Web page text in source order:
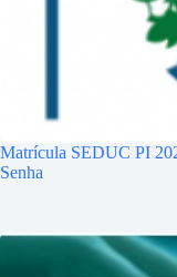
Matrícula SEDUC PI
Senha